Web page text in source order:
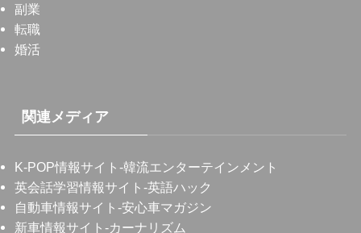
副業
転職
婚活
関連メディア
K-POP情報サイト -韓流エンターテインメント
英会話学習情報サイト -英語ハック
自動車情報サイト -安心車マガジン
新車情報サイト -カーナリズム